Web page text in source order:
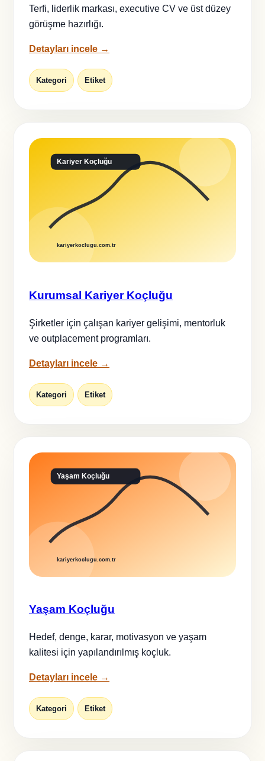
Terfi, liderlik markası, executive CV ve üst düzey
görüşme hazırlığı.
Detayları incele →
Kategori Etiket
Kurumsal Kariyer Koçluğu
Şirketler için çalışan kariyer gelişimi, mentorluk
ve outplacement programları.
Detayları incele →
Kategori Etiket
Yaşam Koçluğu
Hedef, denge, karar, motivasyon ve yaşam
kalitesi için yapılandırılmış koçluk.
Detayları incele →
Kategori Etiket